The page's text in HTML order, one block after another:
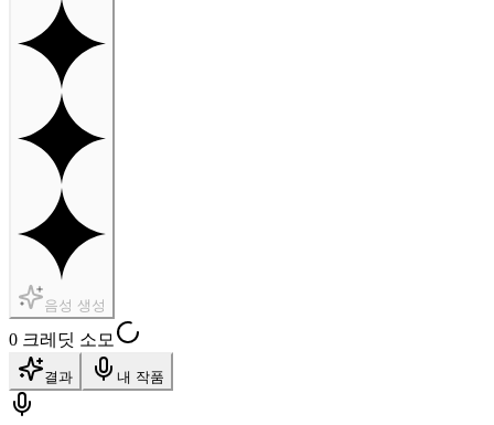
음성 생성
0 크레딧 소모
결과 내 작품